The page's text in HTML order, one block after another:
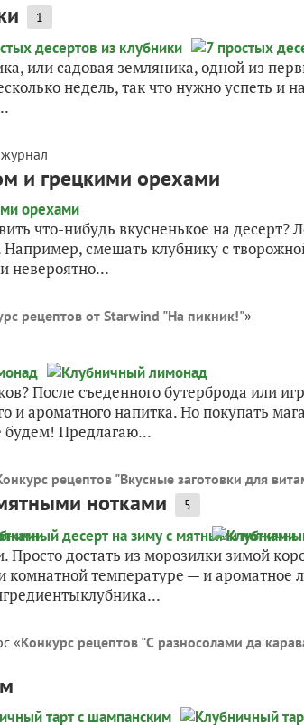
1
или садовая земляника, одной из
недель, так что нужно успеть и
и грецкими орехами
что-нибудь вкусненькое на десерт?
Например, смешать клубнику с
невероятно...
рецептов от Starwind "На пикник!"»
После съеденного бутерброда или
и ароматного напитка. Но покупать
будем! Предлагаю...
рецептов "Вкусные заготовки для
нотками 5
Просто достать из морозилки зимой
температуре — и ароматное
«Конкурс рецептов "С разносолами да